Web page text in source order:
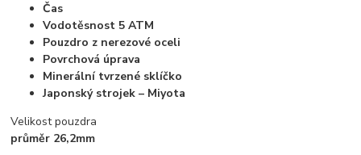
Čas
Vodotěsnost 5 ATM
Pouzdro z nerezové oceli
Povrchová úprava
Minerální tvrzené sklíčko
Japonský strojek – Miyota
Velikost pouzdra
průměr 26,2mm